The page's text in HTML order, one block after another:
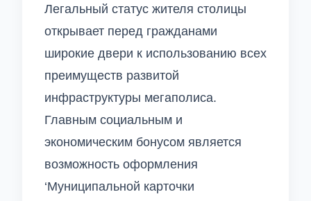
Легальный статус жителя столицы
открывает перед гражданами
широкие двери к использованию всех
преимуществ развитой
инфраструктуры мегаполиса.
Главным социальным и
экономическим бонусом является
возможность оформления
‘Муниципальной карточки